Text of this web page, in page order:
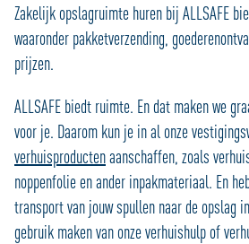
Zakelijk opslagruimte huren bij ALLSAFE
waaronder pakketverzending,
prijzen.
ALLSAFE biedt ruimte. En dat maken we
voor je. Daarom kun je in al onze
verhuisproductenaanschaffen, zoals
noppenfolie en ander inpakmateriaal. En
transport van jouw spullen naar de opslag
gebruik maken van onze verhuishulp of